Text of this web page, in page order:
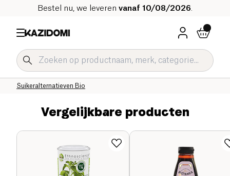
Bestel nu, we leveren vanaf 10/08/2026
Suikeralternatieven Bio
Bakkerijproducten en zoetstoffen Bio
Zoetwaren Bio
Home
Vergelijkbare producten